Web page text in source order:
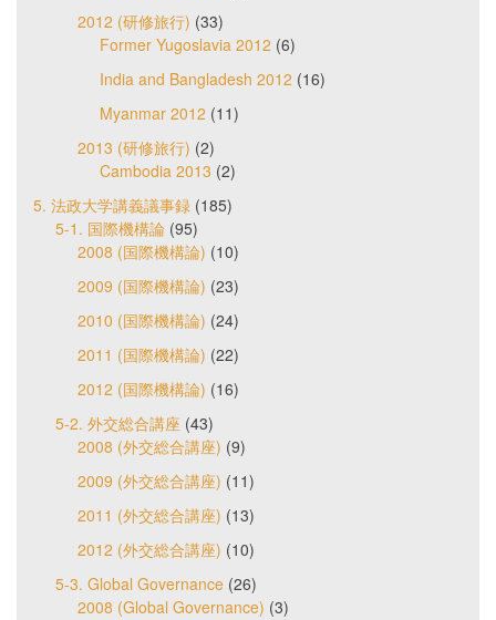
2012 (研修旅行) (33)
Former Yugoslavia 2012 (6)
India and Bangladesh 2012 (16)
Myanmar 2012 (11)
2013 (研修旅行) (2)
Cambodia 2013 (2)
5. 法政大学講義議事録 (185)
5-1. 国際機構論 (95)
2008 (国際機構論) (10)
2009 (国際機構論) (23)
2010 (国際機構論) (24)
2011 (国際機構論) (22)
2012 (国際機構論) (16)
5-2. 外交総合講座 (43)
2008 (外交総合講座) (9)
2009 (外交総合講座) (11)
2011 (外交総合講座) (13)
2012 (外交総合講座) (10)
5-3. Global Governance (26)
2008 (Global Governance) (3)